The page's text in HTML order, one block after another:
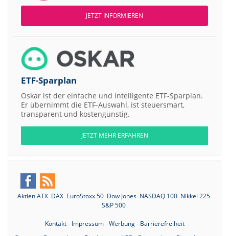
JETZT INFORMIEREN
ETF-Sparplan
Oskar ist der einfache und intelligente ETF-Sparplan.
Er übernimmt die ETF-Auswahl, ist steuersmart,
transparent und kostengünstig.
JETZT MEHR ERFAHREN
Aktien ATX DAX EuroStoxx 50 Dow Jones NASDAQ 100 Nikkei 225
S&P 500
Kontakt- Impressum-Werbung- Barrierefreiheit